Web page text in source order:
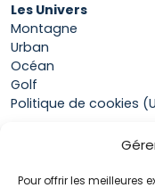
Pour offrir les meilleures
Les Univers
Montagne
Urban
Océan
Golf
Politique de cookies